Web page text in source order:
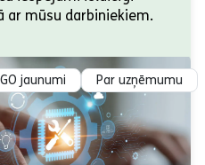
ar mūsu darbiniekiem.
jaunumi Par uzņēmumu